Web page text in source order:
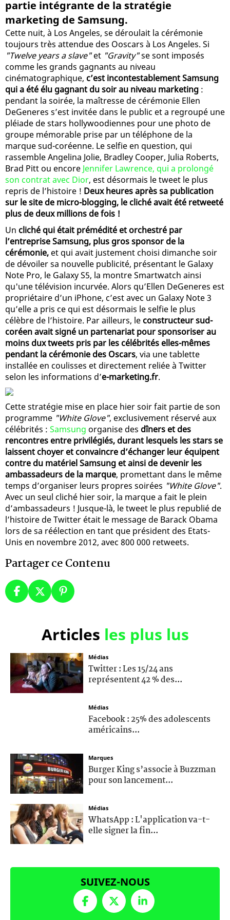
partie intégrante de la stratégie
marketing de Samsung.
Cette nuit, à Los Angeles, se déroulait la cérémonie
toujours très attendue des Ooscars à Los Angeles. Si
"Twelve years a slave"et "Gravity"se sont imposés
comme les grands gagnants au niveau
cinématographique, c’est incontestablement Samsung
qui a été élu gagnant du soir au niveau marketing :
pendant la soirée, la maîtresse de cérémonie Ellen
DeGeneres s’est invitée dans le public et a regroupé une
pléiade de stars hollywoodiennes pour une photo de
groupe mémorable prise par un téléphone de la
marque sud-coréenne. Le selfie en question, qui
rassemble Angelina Jolie, Bradley Cooper, Julia Roberts,
Brad Pitt ou encore Jennifer Lawrence, qui a prolongé
son contrat avec Dior, est désormais le tweet le plus
repris de l’histoire ! Deux heures après sa publication
sur le site de micro-blogging, le cliché avait été retweeté
plus de deux millions de fois !
Un cliché qui était prémédité et orchestré par
l’entreprise Samsung, plus gros sponsor de la
cérémonie, et qui avait justement choisi dimanche soir
de dévoiler sa nouvelle publicité, présentant le Galaxy
Note Pro, le Galaxy S5, la montre Smartwatch ainsi
qu'une télévision incurvée. Alors qu’Ellen DeGeneres est
propriétaire d’un iPhone, c’est avec un Galaxy Note 3
qu’elle a pris ce qui est désormais le selfie le plus
célèbre de l’histoire. Par ailleurs, le constructeur sud-
coréen avait signé un partenariat pour sponsoriser au
moins dux tweets pris par les célébrités elles-mêmes
pendant la cérémonie des Oscars, via une tablette
installée en coulisses et directement reliée à Twitter
selon les informations d’e-marketing.fr.
Cette stratégie mise en place hier soir fait partie de son
programme "White Glove", exclusivement réservé aux
célébrités : Samsung organise des dîners et des
rencontres entre privilégiés, durant lesquels les stars se
laissent choyer et convaincre d’échanger leur équipent
contre du matériel Samsung et ainsi de devenir les
ambassadeurs de la marque, promettant dans le même
temps d’organiser leurs propres soirées "White Glove".
Avec un seul cliché hier soir, la marque a fait le plein
d’ambassadeurs ! Jusque-là, le tweet le plus republié de
l’histoire de Twitter était le message de Barack Obama
lors de sa réélection en tant que président des Etats-
Unis en novembre 2012, avec 800 000 retweets.
Partager ce Contenu
Articles les plus lus
Médias
Twitter : Les 15/24 ans
représentent 42 % des...
Médias
Facebook : 25% des adolescents
américains...
Marques
Burger King s’associe à Buzzman
pour son lancement...
Médias
WhatsApp : L'application va-t-
elle signer la fin...
SUIVEZ-NOUS